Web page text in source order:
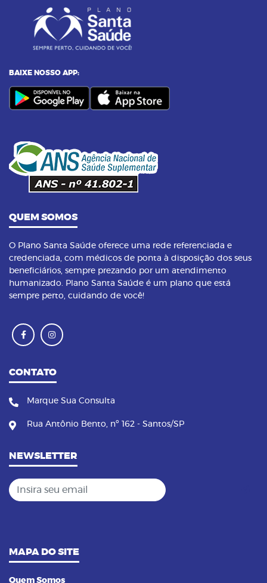
BAIXE NOSSO APP:
QUEM SOMOS
O Plano Santa Saúde oferece uma rede referenciada e
credenciada, com médicos de ponta à disposição dos seus
beneficiários, sempre prezando por um atendimento
humanizado. Plano Santa Saúde é um plano que está
sempre perto, cuidando de você!
CONTATO
Marque Sua Consulta
Rua Antônio Bento, nº 162 - Santos/SP
NEWSLETTER
Insira seu email
MAPA DO SITE
Quem Somos